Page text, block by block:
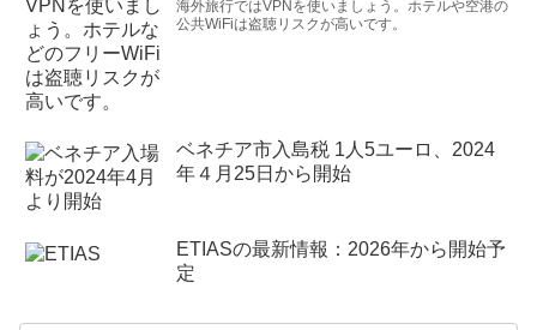
海外旅行ではVPNを使いましょう。ホテルや空港の
公共WiFiは盗聴リスクが高いです。
ベネチア市入島税 1人5ユーロ、2024
年４月25日から開始
ETIASの最新情報：2026年から開始予
定